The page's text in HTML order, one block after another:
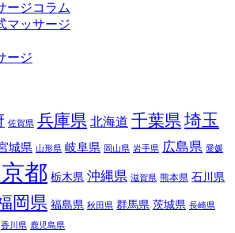
ージコラム
マッサージ
ージ
佐賀県 兵庫県 北海道 千葉県埼玉
城県 山形県 岐阜県 岡山県 岩手県 広島県 愛媛
都 栃木県 沖縄県 滋賀県 熊本県 石川県
岡県 福島県 秋田県 群馬県 茨城県 長崎県
香川県 鹿児島県